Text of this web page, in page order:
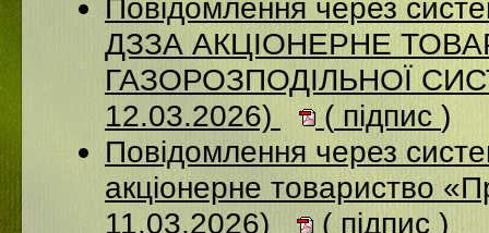
Повідомлення через
ДЗЗА АКЦІОНЕРНЕ
ГАЗОРОЗПОДІЛЬНОЇ
12.03.2026)
( підпис )
Повідомлення через
акціонерне товариство
11.03.2026)
( підпис )